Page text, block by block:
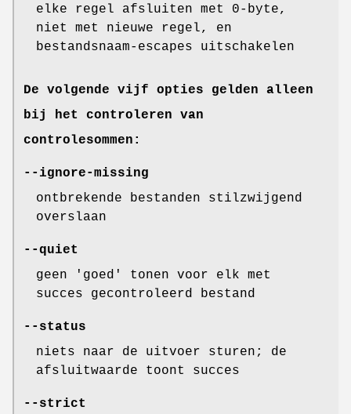
elke regel afsluiten met 0-byte,
niet met nieuwe regel, en
bestandsnaam-escapes uitschakelen
De volgende vijf opties gelden alleen
bij het controleren van
controlesommen:
--ignore-missing
ontbrekende bestanden stilzwijgend
overslaan
--quiet
geen 'goed' tonen voor elk met
succes gecontroleerd bestand
--status
niets naar de uitvoer sturen; de
afsluitwaarde toont succes
--strict